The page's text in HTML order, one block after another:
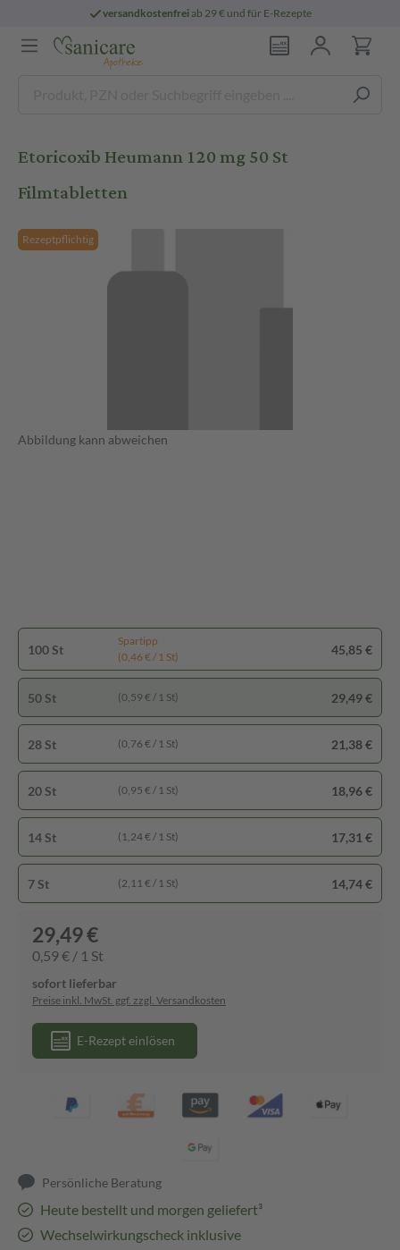
versandkostenfreiab 29 € und für E-Rezepte
Etoricoxib Heumann 120 mg 50 St
Filmtabletten
Rezeptpflichtig
Abbildung kann abweichen
100 St
Spartipp
(0,46 € / 1 St)
45,85 €
50 St (0,59 € / 1 St) 29,49 €
28 St (0,76 € / 1 St) 21,38 €
20 St (0,95 € / 1 St) 18,96 €
14 St (1,24 € / 1 St) 17,31 €
7 St (2,11 € / 1 St) 14,74 €
29,49 €
0,59 € / 1 St
sofort lieferbar
Preise inkl. MwSt. ggf. zzgl. Versandkosten
E-Rezept einlösen
Persönliche Beratung
Heute bestellt und morgen geliefert³
Wechselwirkungscheck inklusive